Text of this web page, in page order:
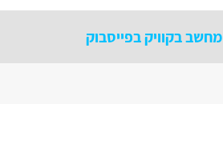
מחשב בקוויק בפייסבוק